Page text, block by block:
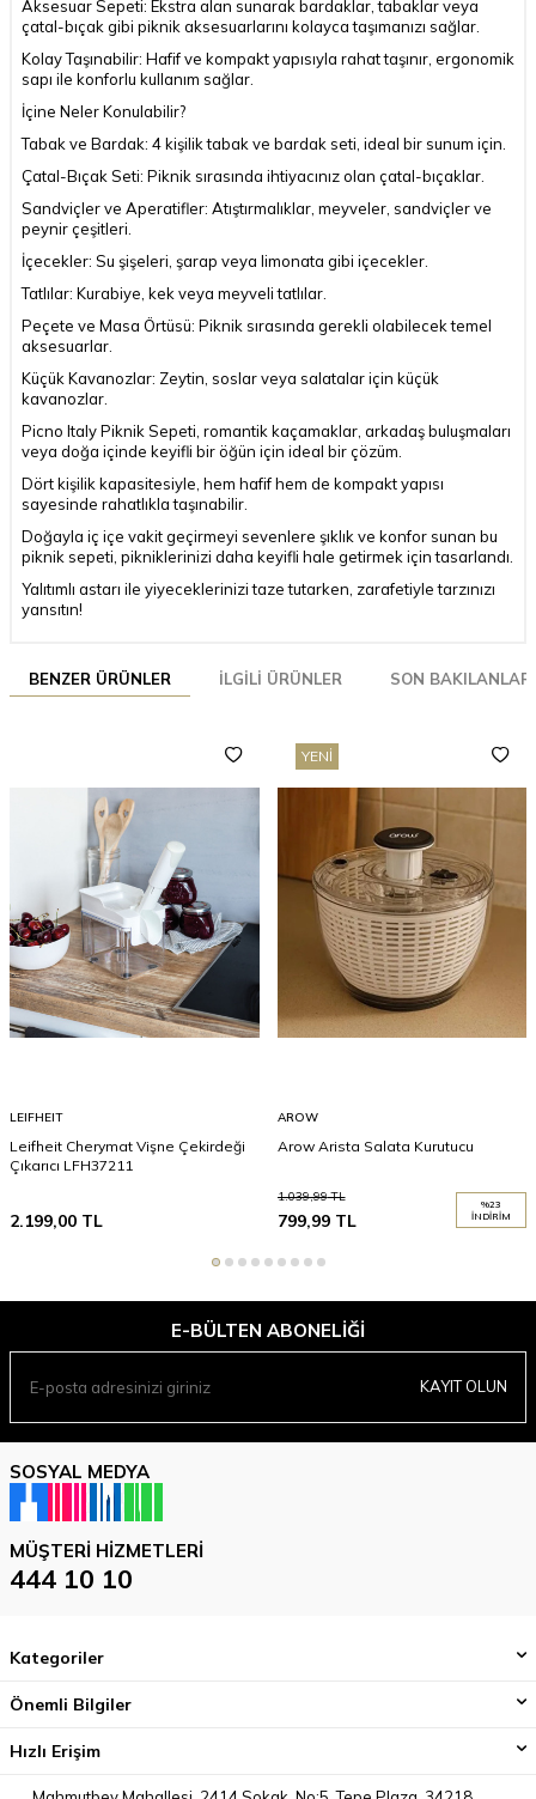
Aksesuar Sepeti: Ekstra alan sunarak bardaklar, tabaklar veya
çatal-bıçak gibi piknik aksesuarlarını kolayca taşımanızı sağlar.
Kolay Taşınabilir: Hafif ve kompakt yapısıyla rahat taşınır, ergonomik
sapı ile konforlu kullanım sağlar.
İçine Neler Konulabilir?
Tabak ve Bardak: 4 kişilik tabak ve bardak seti, ideal bir sunum için.
Çatal-Bıçak Seti: Piknik sırasında ihtiyacınız olan çatal-bıçaklar.
Sandviçler ve Aperatifler: Atıştırmalıklar, meyveler, sandviçler ve
peynir çeşitleri.
İçecekler: Su şişeleri, şarap veya limonata gibi içecekler.
Tatlılar: Kurabiye, kek veya meyveli tatlılar.
Peçete ve Masa Örtüsü: Piknik sırasında gerekli olabilecek temel
aksesuarlar.
Küçük Kavanozlar: Zeytin, soslar veya salatalar için küçük
kavanozlar.
Picno Italy Piknik Sepeti, romantik kaçamaklar, arkadaş buluşmaları
veya doğa içinde keyifli bir öğün için ideal bir çözüm.
Dört kişilik kapasitesiyle, hem hafif hem de kompakt yapısı
sayesinde rahatlıkla taşınabilir.
Doğayla iç içe vakit geçirmeyi sevenlere şıklık ve konfor sunan bu
piknik sepeti, pikniklerinizi daha keyifli hale getirmek için tasarlandı.
Yalıtımlı astarı ile yiyeceklerinizi taze tutarken, zarafetiyle tarzınızı
yansıtın!
BENZER ÜRÜNLER İLGILI ÜRÜNLER SON BAKILANLAR
LEIFHEIT
Leifheit Cherymat Vişne Çekirdeği
Çıkarıcı LFH37211
2.199,00 TL
YENI
AROW
Arow Arista Salata Kurutucu
1.039,99TL
799,99TL
%23
İNDIRIM
E-BÜLTEN ABONELIĞI
KAYIT OLUN
SOSYAL MEDYA
MÜŞTERI HIZMETLERI
444 10 10
Kategoriler
Önemli Bilgiler
Hızlı Erişim